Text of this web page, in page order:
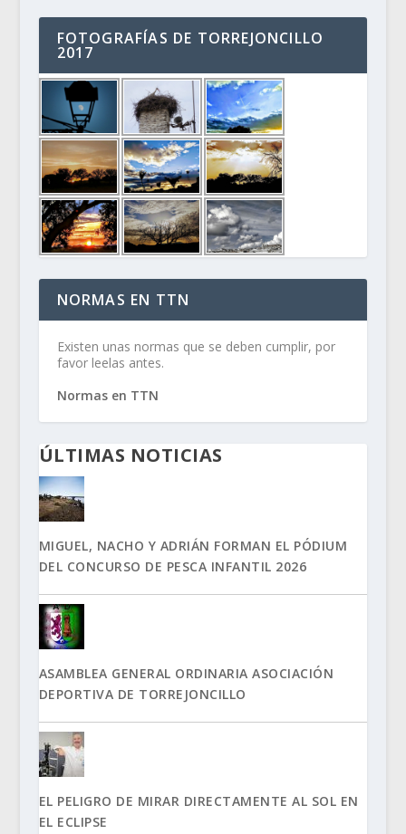
FOTOGRAFÍAS DE TORREJONCILLO
2017
NORMAS EN TTN
Existen unas normas que se deben cumplir, por
favor leelas antes.
Normas en TTN
ÚLTIMAS NOTICIAS
MIGUEL, NACHO Y ADRIÁN FORMAN EL PÓDIUM
DEL CONCURSO DE PESCA INFANTIL 2026
ASAMBLEA GENERAL ORDINARIA ASOCIACIÓN
DEPORTIVA DE TORREJONCILLO
EL PELIGRO DE MIRAR DIRECTAMENTE AL SOL EN
EL ECLIPSE